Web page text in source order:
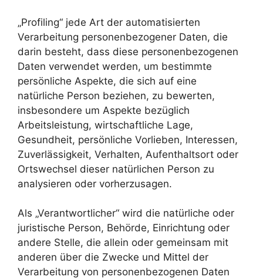
„Profiling“ jede Art der automatisierten
Verarbeitung personenbezogener Daten, die
darin besteht, dass diese personenbezogenen
Daten verwendet werden, um bestimmte
persönliche Aspekte, die sich auf eine
natürliche Person beziehen, zu bewerten,
insbesondere um Aspekte bezüglich
Arbeitsleistung, wirtschaftliche Lage,
Gesundheit, persönliche Vorlieben, Interessen,
Zuverlässigkeit, Verhalten, Aufenthaltsort oder
Ortswechsel dieser natürlichen Person zu
analysieren oder vorherzusagen.
Als „Verantwortlicher“ wird die natürliche oder
juristische Person, Behörde, Einrichtung oder
andere Stelle, die allein oder gemeinsam mit
anderen über die Zwecke und Mittel der
Verarbeitung von personenbezogenen Daten